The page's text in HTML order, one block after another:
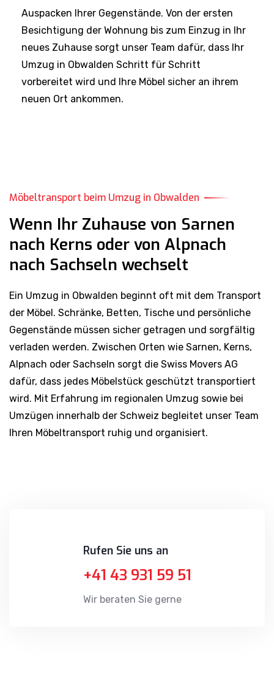
Besichtigung der Wohnung bis zum Einzug in Ihr
neues Zuhause sorgt unser Team dafür, dass Ihr
Umzug in Obwalden Schritt für Schritt
vorbereitet wird und Ihre Möbel sicher an ihrem
neuen Ort ankommen.
Wenn Ihr Zuhause von Sarnen
nach Kerns oder von Alpnach
nach Sachseln wechselt
der Möbel. Schränke, Betten, Tische und persönliche
Gegenstände müssen sicher getragen und sorgfältig
verladen werden. Zwischen Orten wie Sarnen, Kerns,
Alpnach oder Sachseln sorgt die Swiss Movers AG
dafür, dass jedes Möbelstück geschützt transportiert
wird. Mit Erfahrung im regionalen Umzug sowie bei
Umzügen innerhalb der Schweiz begleitet unser Team
Ihren Möbeltransport ruhig und organisiert.
+41 43 931 59 51